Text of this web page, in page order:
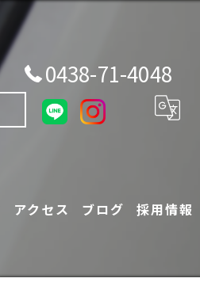
0438-71-4048
アクセス ブログ 採用情報